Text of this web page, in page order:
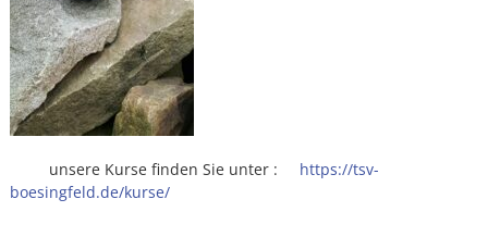
unsere Kurse finden Sie unter : https://tsv-
boesingfeld.de/kurse/